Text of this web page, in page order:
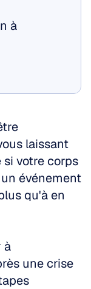
à
laissant
si votre corps
événement
qu'à en
à
une crise